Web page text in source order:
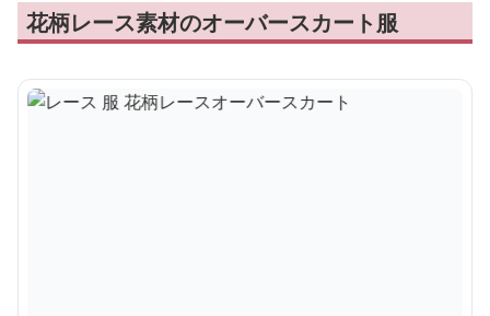
花柄レース素材のオーバースカート服